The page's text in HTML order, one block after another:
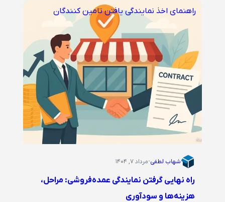
راهنمای اخذ نمایندگی یافتن تامین کنندگان
شهاب لطفی·مرداد ۷, ۱۴۰۴
راه نهایی گرفتن نمایندگی عمده‌فروشی: مراحل،
هزینه‌ها و سودآوری